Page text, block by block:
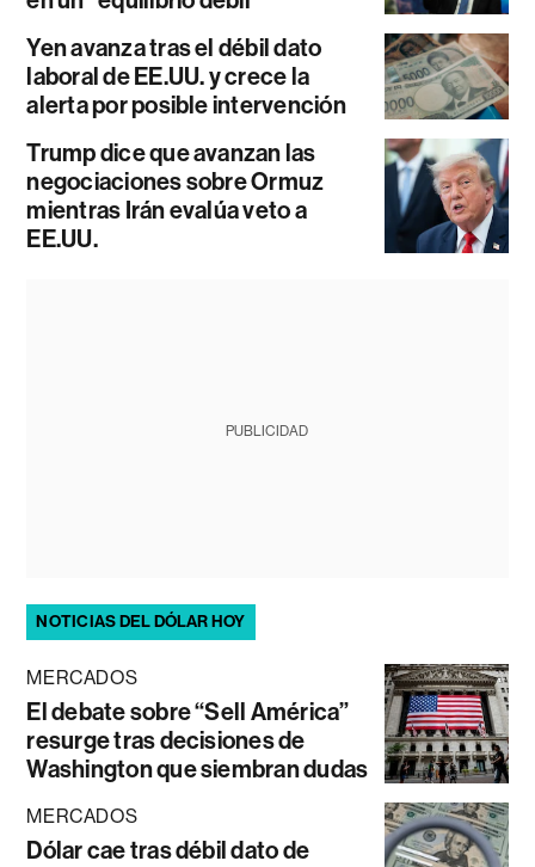
Yen avanza tras el débil dato
laboral de EE.UU. y crece la
alerta por posible intervención
Trump dice que avanzan las
negociaciones sobre Ormuz
mientras Irán evalúa veto a
EE.UU.
PUBLICIDAD
NOTICIAS DEL DÓLAR HOY
MERCADOS
El debate sobre “Sell América”
resurge tras decisiones de
Washington que siembran dudas
MERCADOS
Dólar cae tras débil dato de